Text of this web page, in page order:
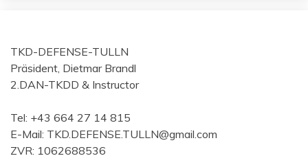
TKD-DEFENSE-TULLN
Präsident, Dietmar Brandl
2.DAN-TKDD & Instructor
Tel: +43 664 27 14 815
E-Mail: TKD.DEFENSE.TULLN@gmail.com
ZVR: 1062688536